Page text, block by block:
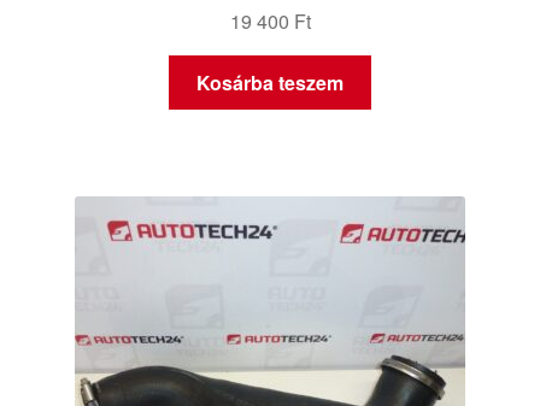
19 400 Ft
Kosárba teszem